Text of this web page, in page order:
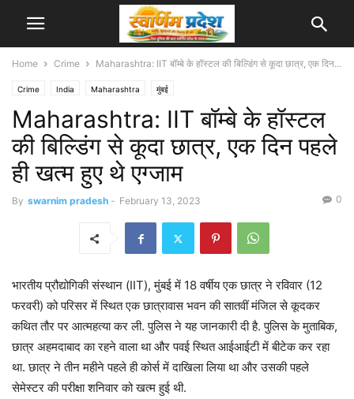
Home Crime Maharashtra: IIT बॉम्बे के हॉस्टल की बिल्डिंग से कूदा छात्र, एक दिन...
Crime India Maharashtra मुंबई
Maharashtra: IIT बॉम्बे के हॉस्टल
की बिल्डिंग से कूदा छात्र, एक दिन पहले
ही खत्म हुए थे एग्जाम
By swarnim pradesh - February 13, 2023 0
भारतीय प्रौद्योगिकी संस्थान (IIT), मुंबई में 18 वर्षीय एक छात्र ने रविवार (12
फरवरी) को परिसर में स्थित एक छात्रावास भवन की सातवीं मंजिल से कूदकर
कथित तौर पर आत्महत्या कर ली. पुलिस ने यह जानकारी दी है. पुलिस के मुताबिक,
छात्र अहमदाबाद का रहने वाला था और पवई स्थित आईआईटी में बीटेक कर रहा
था. छात्र ने तीन महीने पहले ही कोर्स में दाखिला लिया था और उसकी पहले
सेमेस्टर की परीक्षा शनिवार को खत्म हुई थी.